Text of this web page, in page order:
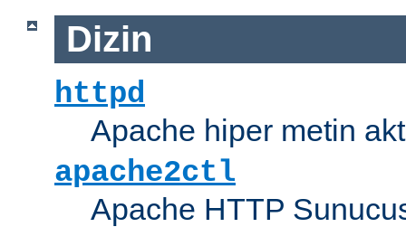
Dizin
httpd
Apache hiper metin
apache2ctl
Apache HTTP